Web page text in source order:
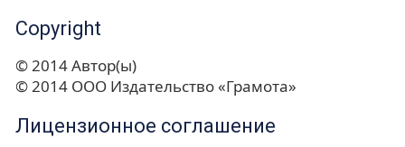
Copyright
© 2014 Автор(ы)
© 2014 ООО Издательство «Грамота»
Лицензионное соглашение